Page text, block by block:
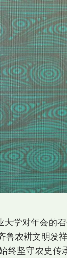
大学对年会的
鲁农耕文明发
终坚守农史传